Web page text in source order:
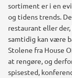
sortiment er i en
og tidens trends.
restaurant eller
samtidig kan være
Stolene fra House
at rengøre, og
spisested,